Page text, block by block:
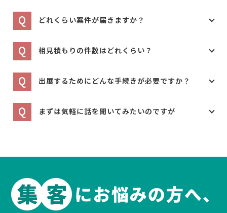
Q どれくらい案件が届きますか？
Q 相見積もりの件数はどれくらい？
Q 出展するためにどんな手続きが必要ですか？
Q まずは気軽に話を聞いてみたいのですが